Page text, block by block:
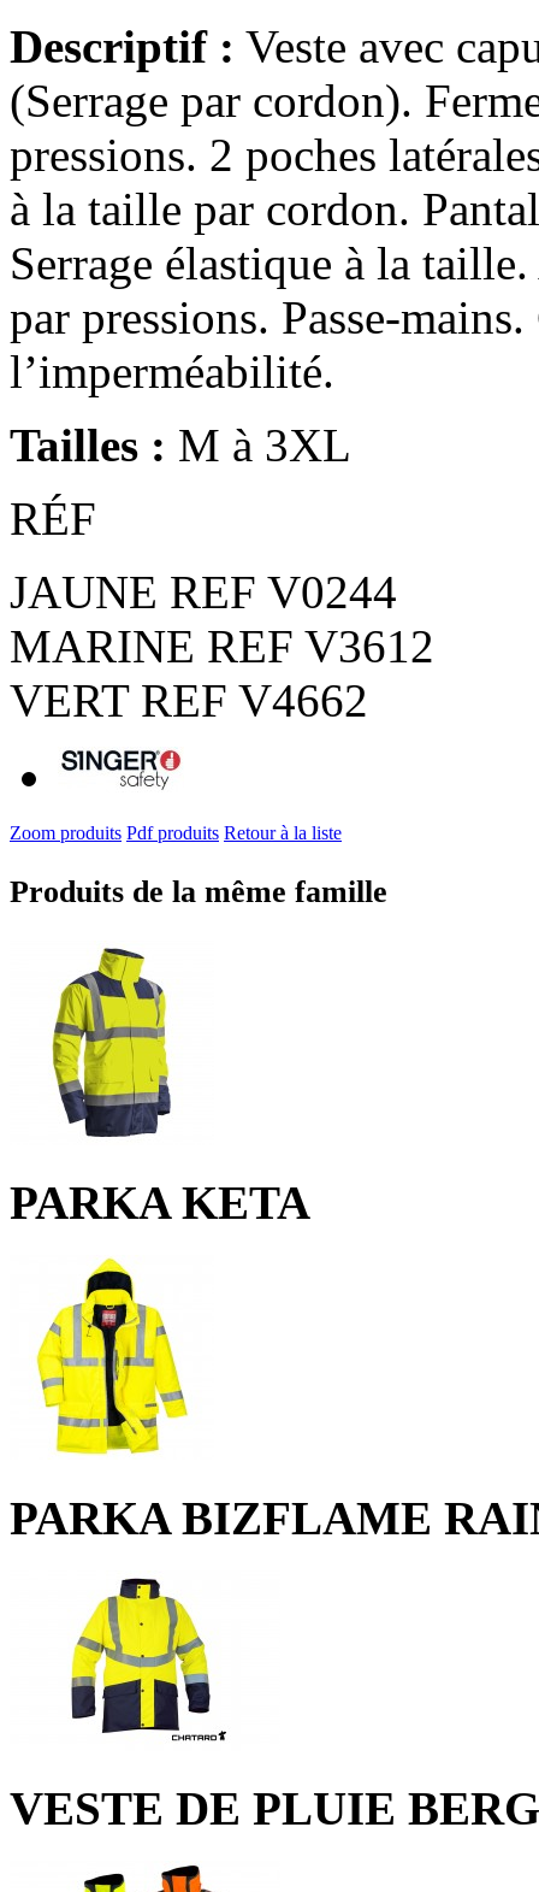
Descriptif : Veste avec
(Serrage par cordon).
pressions. 2 poches
à la taille par cordon.
Serrage élastique à la
par pressions. Passe-
l’imperméabilité.
Tailles : M à 3XL
RÉF
JAUNE REF V0244
MARINE REF V3612
VERT REF V4662
Zoom produits Pdf produits Retour à la liste
Produits de la même famille
PARKA KETA
PARKA BIZFLAME
VESTE DE PLUIE